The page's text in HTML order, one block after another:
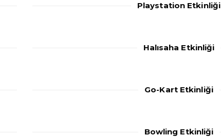
Playstation Etkinliği
Halısaha Etkinliği
Go-Kart Etkinliği
Bowling Etkinliği